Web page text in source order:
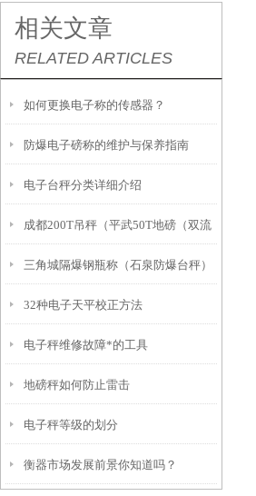
相关文章
RELATED ARTICLES
如何更换电子称的传感器？
防爆电子磅称的维护与保养指南
电子台秤分类详细介绍
成都200T吊秤（平武50T地磅（双流
轨道称）甘孜200吨汽车衡维修
三角城隔爆钢瓶称（石泉防爆台秤）
平罗防爆叉车称）青铜峡隔爆称维修
32种电子天平校正方法
电子秤维修故障*的工具
地磅秤如何防止雷击
电子秤等级的划分
衡器市场发展前景你知道吗？